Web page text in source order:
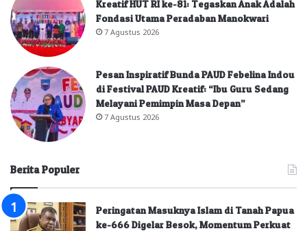
Kreatif HUT RI ke-81: Tegaskan Anak Adalah
Fondasi Utama Peradaban Manokwari
7 Agustus 2026
Pesan Inspiratif Bunda PAUD Febelina Indou
di Festival PAUD Kreatif: “Ibu Guru Sedang
Melayani Pemimpin Masa Depan”
7 Agustus 2026
Berita Populer
Peringatan Masuknya Islam di Tanah Papua
ke-666 Digelar Besok, Momentum Perkuat